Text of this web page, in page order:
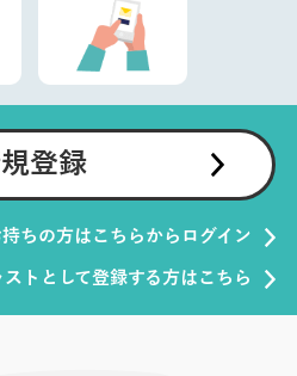
登録
ちの方はこちらからログイン
ストとして登録する方はこちら